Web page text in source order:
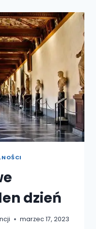
dzień
marzec 17, 2023